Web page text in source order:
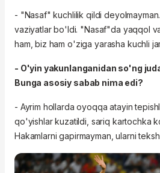
- "Nasaf" kuchlilik qildi
vaziyatlar bo'ldi. "Nasaf"da yaqqol
ham, biz ham o'ziga yarasha kuchli
- O'yin yakunlanganidan so'ng
Bunga asosiy sabab nima edi?
- Ayrim hollarda oyoqqa atayin
qo'yishlar kuzatildi, sariq kartochka
Hakamlarni gapirmayman, ularni